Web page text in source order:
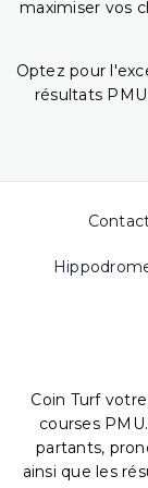
maximiser vos
Optez pour
résultats
Coin Turf
courses
partants,
ainsi que les